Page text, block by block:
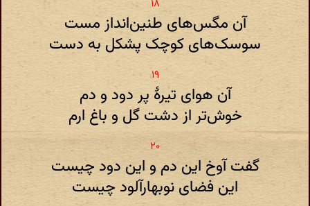
آن مگس‌های طنین‌انداز مست
سوسک‌های کوچک پشکل به‌ دست
آن هوای تیرهٔ پر دود و دم
خوش‌تر از دشت گل و باغ ارم
گفت آوخ این دم و این دود چیست
این فضای نوبهارآلود چیست